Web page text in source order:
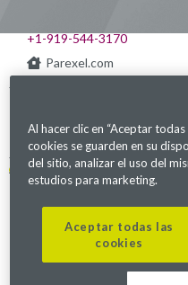
+1-919-544-3170
Parexel.com
Alerta de fraude
Al hacer clic en “Aceptar
cookies se guarden en su
del sitio, analizar el uso del
estudios para marketing.
Aceptar todas las
cookies